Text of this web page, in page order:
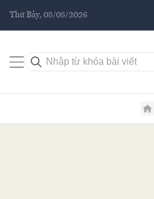
Thứ Bảy, 08/08/2026